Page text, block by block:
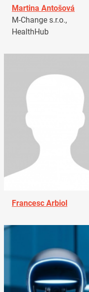
Martina Antošová
M-Change s.r.o.,
HealthHub
Francesc Arbiol